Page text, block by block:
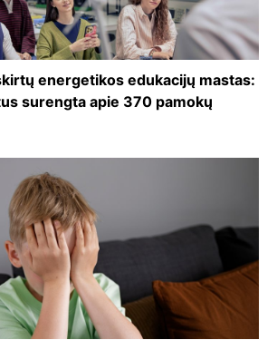
energetikos edukacijų mastas:
surengta apie 370 pamokų